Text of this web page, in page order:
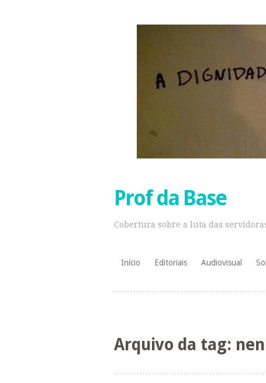
Prof da Base
Cobertura sobre a luta das
Pular
o
Início Editoriais Audiovisual
Arquivo da tag: